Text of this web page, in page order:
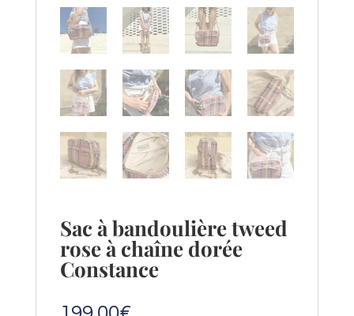
Sac à bandoulière tweed
rose à chaîne dorée
Constance